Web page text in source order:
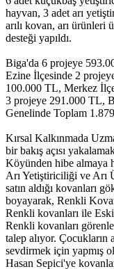
hayvan, 3 adet arı
arılı kovan, arı
desteği yapıldı.
Biga'da 6 projeye
Ezine İlçesinde 2
100.000 TL, Merkez
3 projeye 291.000 TL,
Genelinde Toplam
Kırsal Kalkınmada
bir bakış açısı
Köyünden hibe almaya
Arı Yetiştiriciliği ve Arı
satın aldığı kovanları
boyayarak, Renkli
Renkli kovanları ile
Renkli kovanları
talep alıyor.
sevdirmek için yapmış
Hasan Sepici'ye